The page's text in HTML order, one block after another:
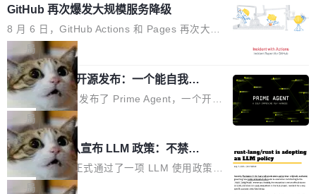
他引用的帖子来自 Mathew Shen，一位 ICLR 2
026 的读者：「看了篇 ...
理由很具体。FA 系列不需要解释，但 FA2 是他
认为最重要的一个——复杂度恰到好处，刚好能
驱动你去学 CuTe，但还没被那些"邪恶的" Hopp
er++ 优化所淹没，足够容易修改和适配。 更关
键的是 FA2 的持久性...
鸿蒙通过统一技术底座和分布式能力，为不同类
型智能设备的开发、连接与互联提供关键支撑，
也为产业链企业探索产品创新与商业增长打开新
的空间。 8月14日，开源鸿蒙智能硬件开发者日
（OHDD：OpenHarmony Hardware Develope
r Day）将在杭州启航。活动面向智能硬件产业
链企业和开发者，邀请行业专家与资深技术顾
问，围绕开源鸿蒙技术能力、设备适配、芯片适
配、功耗与稳定性调优、兼容性测评及统一互联
等内容展开系统讲解和实战交流，帮助企业进一
步了解开源鸿蒙在智能...
GitHub 再次爆发大规模服务降级
8 月 6 日，GitHub Actions 和 Pages 再次大规
模服务降级，Actions 完全不可用超过 5 小时，
webhook 停发，连自托管 runner 也因调度层故
障无法工作。Pages、Copilot code review、C
opilot coding agent 全部受影响。从检测到完全
恢复，大约 12 小时。 这是 2026 年 8 月的第六
起事故，其中四起与 AI/Copilot 服务相关。 Git
Hub 员工 kdaigle 在 HN 讨论中贴出了一组数
据：2025 年全年 10 亿次 commit。现在，每周
2.75 亿次，全年预计 140 亿次。GitHub...
局
Prime Agent 开源发布：一个能自我改
进的编程 Agent，ARC-AGI 3 超越人类
专家基线
Prime Intellect 发布了 Prime Agent，一个开源
的编程 Agent Harness，核心设计围绕两个抽
象：Recursive Language Model（RLM）和 C
ontinual Harness。在 ARC-AGI 3 基准测试
上，Prime Agent + Opus 5 的组合达到了 95.
5% RHAE Best@1，超过了 ARC 报告的人类专
局
Rust 项目团队宣布 LLM 政策：不禁
止，但你要承认哪些代码不是你写的
Rust 语言项目正式通过了一项 LLM 使用政策，
覆盖 rust-lang/rust 单一仓库的代码贡献。这不
局